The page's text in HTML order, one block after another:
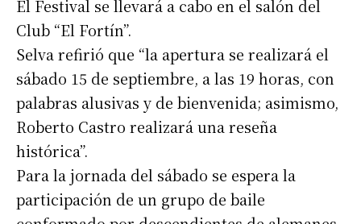
El Festival se llevará a cabo en el salón del
Club “El Fortín”.
Selva refirió que “la apertura se realizará el
sábado 15 de septiembre, a las 19 horas, con
palabras alusivas y de bienvenida; asimismo,
Roberto Castro realizará una reseña
histórica”.
Para la jornada del sábado se espera la
participación de un grupo de baile